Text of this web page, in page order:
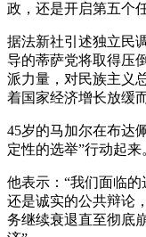
政，还是开启第五个
据法新社引述独立民
导的蒂萨党将取得压
派力量，对民族主义
着国家经济增长放缓
45岁的马加尔在布达
定性的选举”行动起来
他表示：“我们面临的
还是诚实的公共辩论
务继续衰退直至彻底